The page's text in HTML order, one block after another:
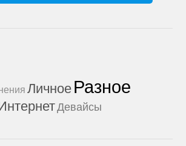
ЛичноеРазное
Девайсы